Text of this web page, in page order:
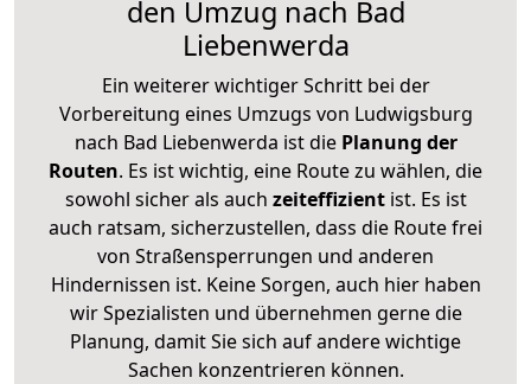
den Umzug nach Bad
Liebenwerda
Ein weiterer wichtiger Schritt bei der
Vorbereitung eines Umzugs von Ludwigsburg
nach Bad Liebenwerda ist diePlanung der
Routen. Es ist wichtig, eine Route zu wählen, die
sowohl sicher als auch zeiteffizientist. Es ist
auch ratsam, sicherzustellen, dass die Route frei
von Straßensperrungen und anderen
Hindernissen ist. Keine Sorgen, auch hier haben
wir Spezialisten und übernehmen gerne die
Planung, damit Sie sich auf andere wichtige
Sachen konzentrieren können.